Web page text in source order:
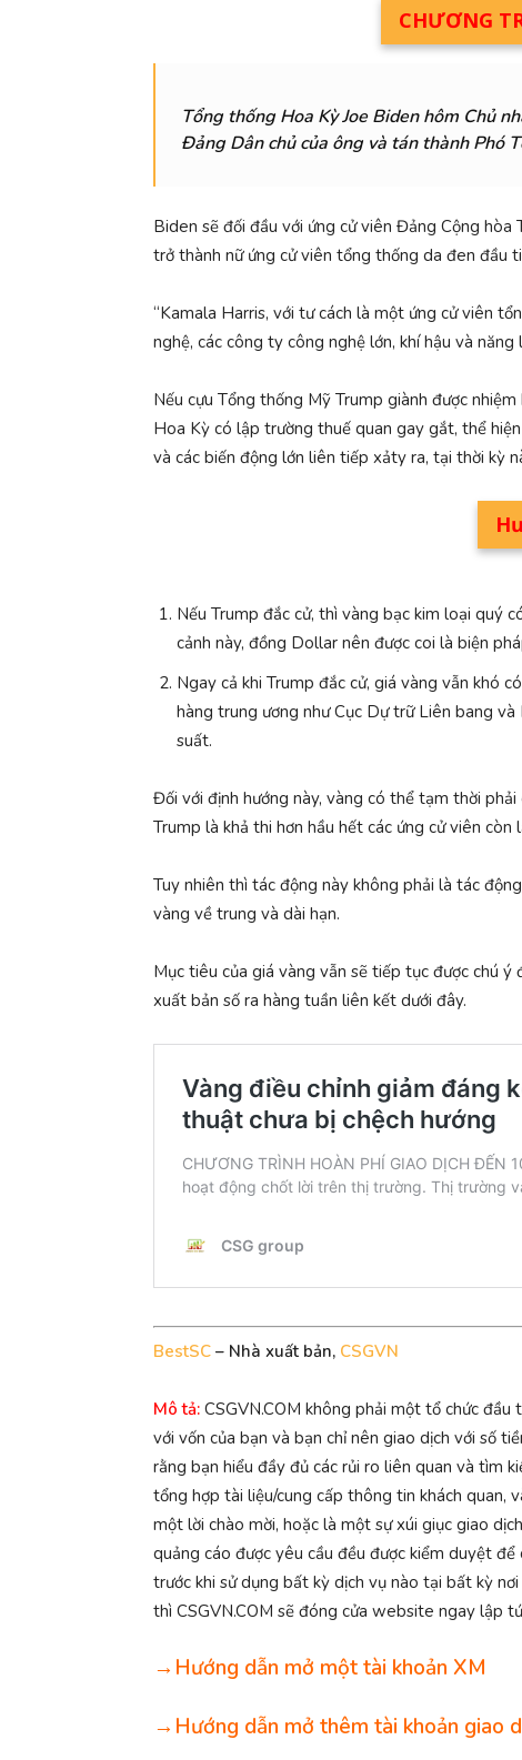
CHƯƠNG
Tổng thống Hoa Kỳ Joe Biden hôm Chủ
Đảng Dân chủ của ông và tán thành Phó
Biden sẽ đối đầu với ứng cử viên Đảng Cộng
trở thành nữ ứng cử viên tổng thống da đen đầu
“Kamala Harris, với tư cách là một ứng cử viên
nghệ, các công ty công nghệ lớn, khí hậu và
Nếu cựu Tổng thống Mỹ Trump giành được
Hoa Kỳ có lập trường thuế quan gay gắt, thể
và các biến động lớn liên tiếp xảty ra, tại thời kỳ
Nếu Trump đắc cử, thì vàng bạc kim loại quý
cảnh này, đồng Dollar nên được coi là biện
Ngay cả khi Trump đắc cử, giá vàng vẫn khó
hàng trung ương như Cục Dự trữ Liên bang và
suất.
Đối với định hướng này, vàng có thể tạm thời
Trump là khả thi hơn hầu hết các ứng cử viên
Tuy nhiên thì tác động này không phải là tác
vàng về trung và dài hạn.
Mục tiêu của giá vàng vẫn sẽ tiếp tục được chú
xuất bản số ra hàng tuần liên kết dưới đây.
BestSC – Nhà xuất bản, CSGVN
Mô tả: CSGVN.COM không phải một tổ chức
với vốn của bạn và bạn chỉ nên giao dịch với số
rằng bạn hiểu đầy đủ các rủi ro liên quan và tìm
tổng hợp tài liệu/cung cấp thông tin khách quan,
một lời chào mời, hoặc là một sự xúi giục giao
quảng cáo được yêu cầu đều được kiểm duyệt
trước khi sử dụng bất kỳ dịch vụ nào tại bất kỳ
thì CSGVN.COM sẽ đóng cửa website ngay lập
→Hướng dẫn mở một tài khoản XM
→Hướng dẫn mở thêm tài khoản giao